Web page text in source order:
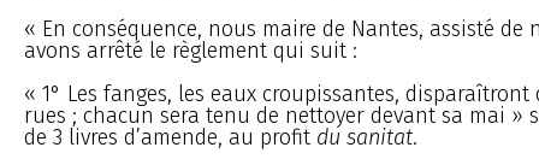
« En conséquence, nous maire de Nantes, assisté de
avons arrêté le règlement qui suit :
« 1° Les fanges, les eaux croupissantes, disparaîtront
rues ; chacun sera tenu de nettoyer devant sa mai »
de 3 livres d’amende, au profit du sanitat.